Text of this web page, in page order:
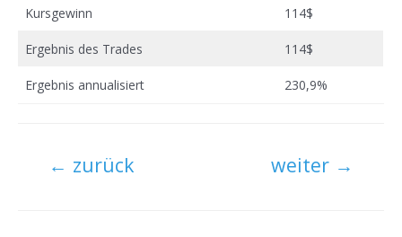
Kursgewinn 114$
Ergebnis des Trades 114$
Ergebnis annualisiert 230,9%
← zurück weiter →